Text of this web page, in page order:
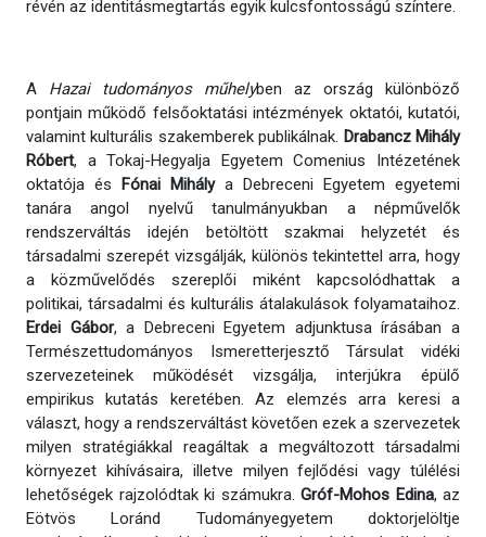
révén az identitásmegtartás egyik kulcsfontosságú színtere.
A Hazai tudományos műhelyben az ország különböző
pontjain működő felsőoktatási intézmények oktatói, kutatói,
valamint kulturális szakemberek publikálnak. Drabancz Mihály
Róbert, a Tokaj-Hegyalja Egyetem Comenius Intézetének
oktatója és
Fónai Mihálya Debreceni Egyetem egyetemi
tanára angol nyelvű tanulmányukban a népművelők
rendszerváltás idején betöltött szakmai helyzetét és
társadalmi szerepét vizsgálják, különös tekintettel arra, hogy
a közművelődés szereplői miként kapcsolódhattak a
politikai, társadalmi és kulturális átalakulások folyamataihoz.
Erdei Gábor, a Debreceni Egyetem adjunktusa írásában a
Természettudományos Ismeretterjesztő Társulat vidéki
szervezeteinek működését vizsgálja, interjúkra épülő
empirikus kutatás keretében. Az elemzés arra keresi a
választ, hogy a rendszerváltást követően ezek a szervezetek
milyen stratégiákkal reagáltak a megváltozott társadalmi
környezet kihívásaira, illetve milyen fejlődési vagy túlélési
lehetőségek rajzolódtak ki számukra. Gróf-Mohos Edina, az
Eötvös Loránd Tudományegyetem doktorjelöltje